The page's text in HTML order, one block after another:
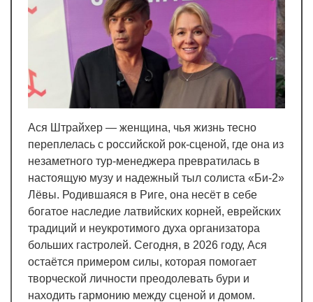
Ася Штрайхер — женщина, чья жизнь тесно
переплелась с российской рок-сценой, где она из
незаметного тур-менеджера превратилась в
настоящую музу и надежный тыл солиста «Би-2»
Лёвы. Родившаяся в Риге, она несёт в себе
богатое наследие латвийских корней, еврейских
традиций и неукротимого духа организатора
больших гастролей. Сегодня, в 2026 году, Ася
остаётся примером силы, которая помогает
творческой личности преодолевать бури и
находить гармонию между сценой и домом.